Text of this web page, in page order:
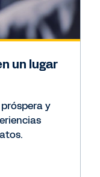
un lugar
y